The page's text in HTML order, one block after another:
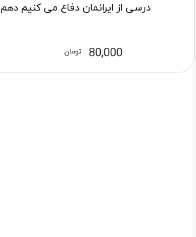
درسی از ایرانمان دفاع می کنیم دهم
80,000 تومان